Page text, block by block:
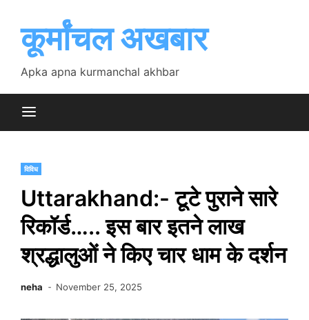
contentकूर्मांचल अखबार
Apka apna kurmanchal akhbar
विविध
Uttarakhand:- टूटे पुराने सारे
रिकॉर्ड….. इस बार इतने लाख
श्रद्धालुओं ने किए चार धाम के दर्शन
neha November 25, 2025